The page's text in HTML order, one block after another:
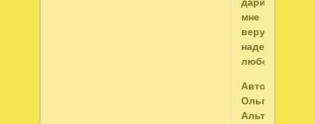
мне
веру,
надежду,
любовь.
Автор:
Ольга
Альтовская